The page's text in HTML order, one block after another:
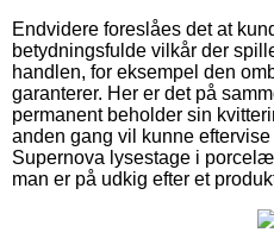
Endvidere foreslåes det at
betydningsfulde vilkår der
handlen, for eksempel den
garanterer. Her er det på
permanent beholder sin
anden gang vil kunne
Supernova lysestage i
man er på udkig efter et